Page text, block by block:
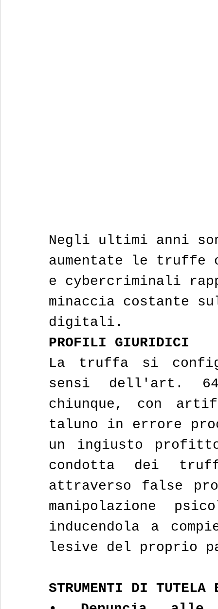
Negli ultimi anni
aumentate le
e cybercriminali
minaccia costante
digitali.
PROFILI GIURIDICI
La truffa si
sensi dell'art.
chiunque, con
taluno in errore
un ingiusto
condotta dei
attraverso false
manipolazione
inducendola a
lesive del proprio
STRUMENTI DI TUTELA